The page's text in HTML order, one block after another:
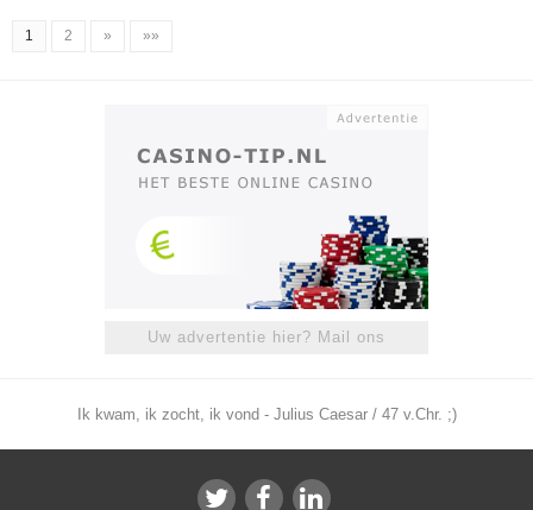
1 2 » »»
Uw advertentie hier? Mail ons
Ik kwam, ik zocht, ik vond - Julius Caesar / 47 v.Chr. ;)